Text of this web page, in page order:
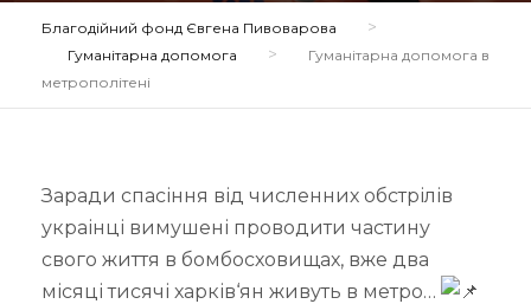
Благодійний фонд Євгена Пивоварова >
Гуманітарна допомога >
Гуманітарна допомога в
метрополітені
Заради спасіння від численних обстрілів
украінці вимушені проводити частину
свого життя в бомбосховищах, вже два
місяці тисячі харків‘ян живуть в метро…